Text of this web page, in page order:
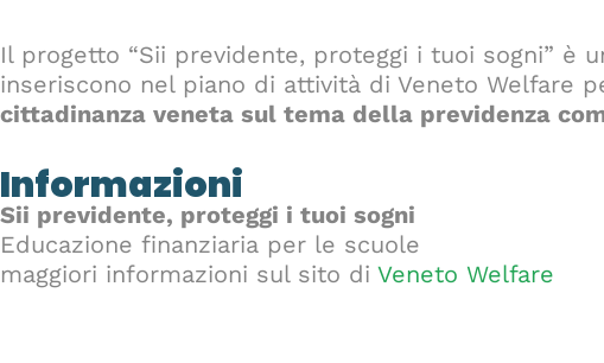
Il progetto “Sii previdente, proteggi i tuoi sogni” è
inseriscono nel piano di attività di Veneto Welfare
cittadinanza veneta sul tema della previdenza
Informazioni
Sii previdente, proteggi i tuoi sogni
Educazione finanziaria per le scuole
maggiori informazioni sul sito di Veneto Welfare